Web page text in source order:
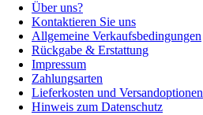
Über uns?
Kontaktieren Sie uns
Allgemeine Verkaufsbedingungen
Rückgabe & Erstattung
Impressum
Zahlungsarten
Lieferkosten und Versandoptionen
Hinweis zum Datenschutz